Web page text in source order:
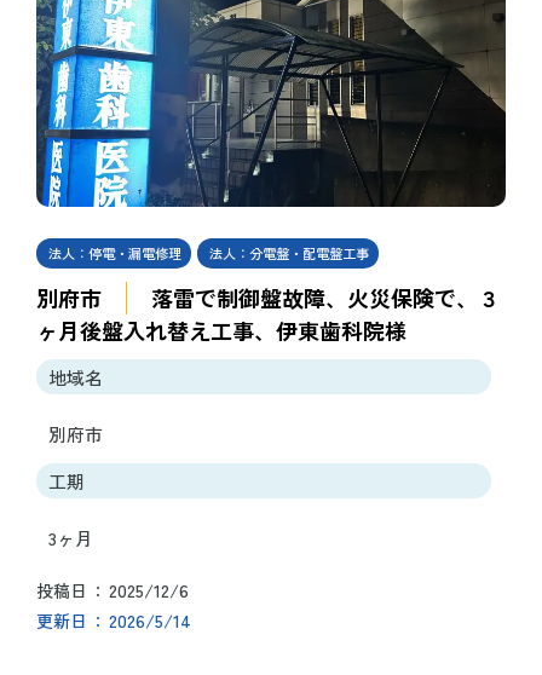
法人：停電・漏電修理 法人：分電盤・配電盤工事
別府市
落雷で制御盤故障、火災保険で、３
ヶ月後盤入れ替え工事、伊東歯科院様
地域名
別府市
工期
3ヶ月
投稿日 2025/12/6
更新日 2026/5/14